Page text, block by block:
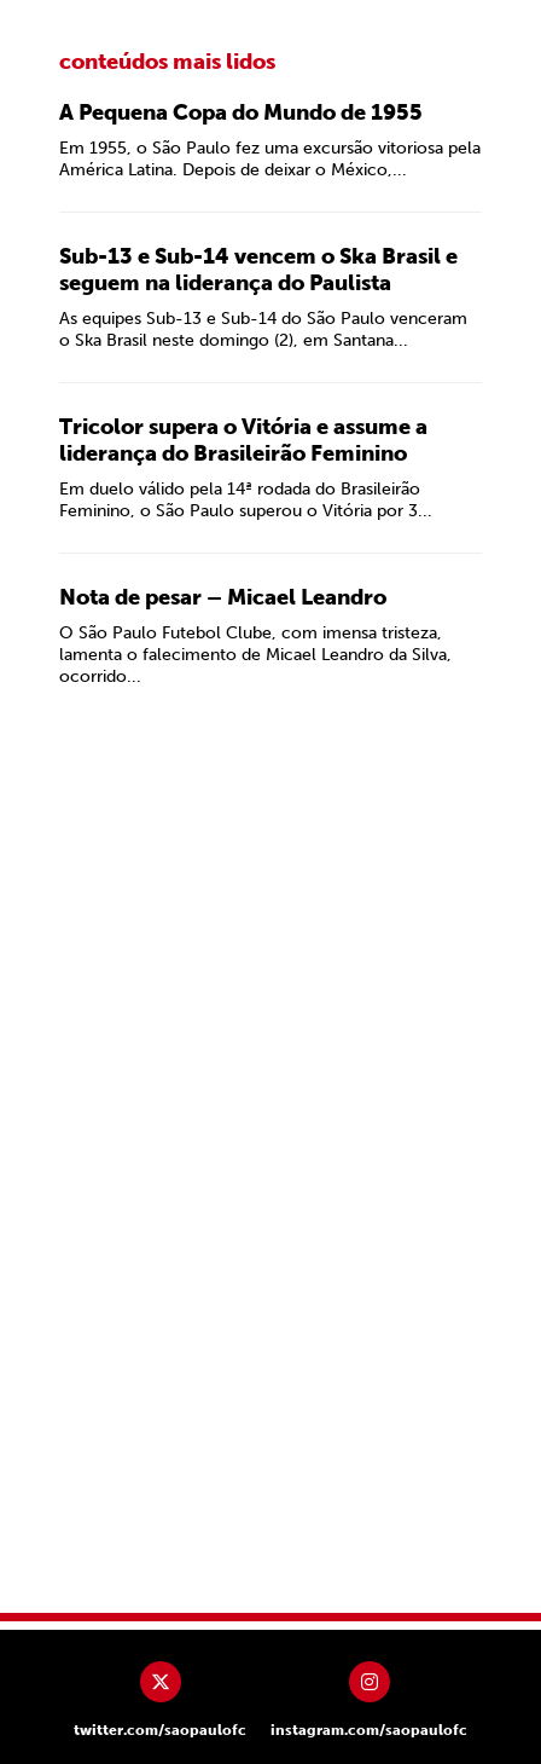
conteúdos mais lidos
A Pequena Copa do Mundo de 1955
Em 1955, o São Paulo fez uma excursão vitoriosa pela
América Latina. Depois de deixar o México,...
Sub-13 e Sub-14 vencem o Ska Brasil e
seguem na liderança do Paulista
As equipes Sub-13 e Sub-14 do São Paulo venceram
o Ska Brasil neste domingo (2), em Santana...
Tricolor supera o Vitória e assume a
liderança do Brasileirão Feminino
Em duelo válido pela 14ª rodada do Brasileirão
Feminino, o São Paulo superou o Vitória por 3...
Nota de pesar – Micael Leandro
O São Paulo Futebol Clube, com imensa tristeza,
lamenta o falecimento de Micael Leandro da Silva,
ocorrido...
twitter.com/saopaulofc instagram.com/saopaulofc